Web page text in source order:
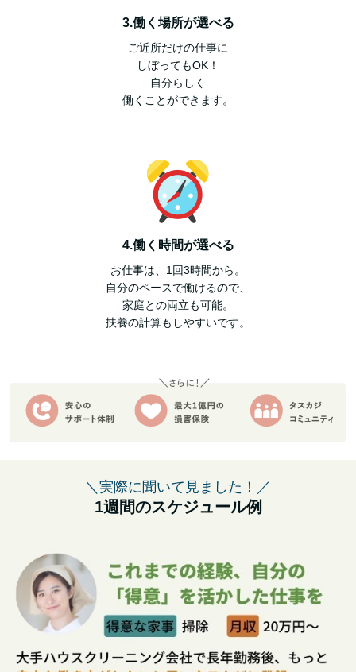
3.働く場所が選べる
ご近所だけの仕事に
しぼってもOK！
⾃分らしく
働くことができます。
4.働く時間が選べる
お仕事は、1回3時間から。
⾃分のペースで働けるので、
家庭との両⽴も可能。
扶養の計算もしやすいです。
＼実際に聞いて見ました！／
1週間のスケジュール例